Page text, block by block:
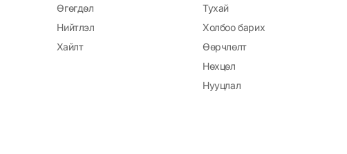
Өгөгдөл
Нийтлэл
Хайлт
Тухай
Холбоо барих
Өөрчлөлт
Нөхцөл
Нууцлал